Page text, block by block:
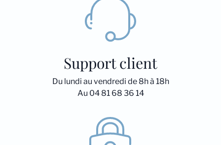
Support client
Du lundi au vendredi de 8h à 18h
Au 04 81 68 36 14